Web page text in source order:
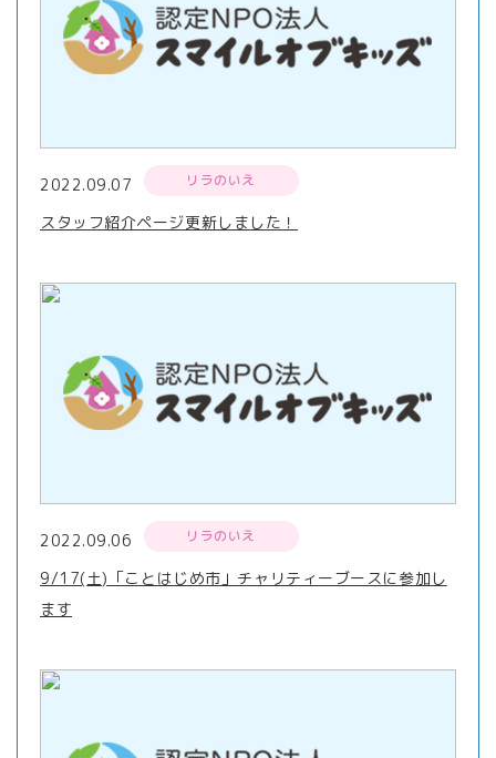
2022.09.07 リラのいえ
スタッフ紹介ページ更新しました！
2022.09.06 リラのいえ
9/17(土)「ことはじめ市」チャリティーブースに参加し
ます